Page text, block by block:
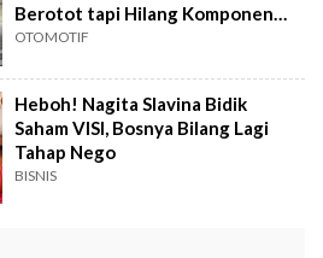
Berotot tapi Hilang Komponen
Penting Ini
OTOMOTIF
Heboh! Nagita Slavina Bidik
Saham VISI, Bosnya Bilang Lagi
Tahap Nego
BISNIS